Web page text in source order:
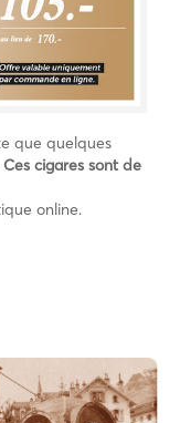
que quelques
Ces cigares sont de
online.